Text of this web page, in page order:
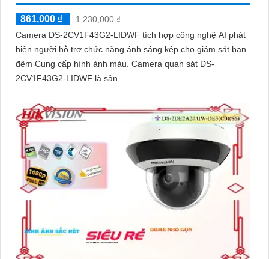
861,000 ₫
1,230,000 ₫
Camera DS-2CV1F43G2-LIDWF tích hợp công nghệ AI phát
hiện người hỗ trợ chức năng ánh sáng kép cho giám sát ban
đêm Cung cấp hình ảnh màu. Camera quan sát DS-
2CV1F43G2-LIDWF là sản...